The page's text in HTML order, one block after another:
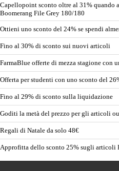
Capellopoint sconto oltre al 31% quando
Boomerang File Grey 180/180
Ottieni uno sconto del 24% se spendi
Fino al 30% di sconto sui nuovi articoli
FarmaBlue offerte di mezza stagione con
Offerta per studenti con uno sconto del
Fino al 29% di sconto sulla liquidazione
Goditi la metà del prezzo per gli articoli
Regali di Natale da solo 48€
Approfitta dello sconto 25% sugli articoli